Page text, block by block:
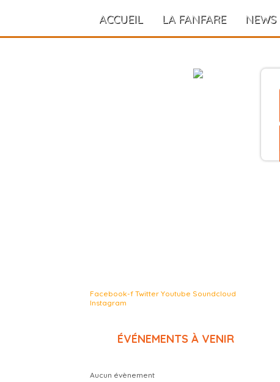
ACCUEIL LA FANFARE NEWS
Facebook-f Twitter Youtube Soundcloud
Instagram
ÉVÉNEMENTS À VENIR
Aucun évènement